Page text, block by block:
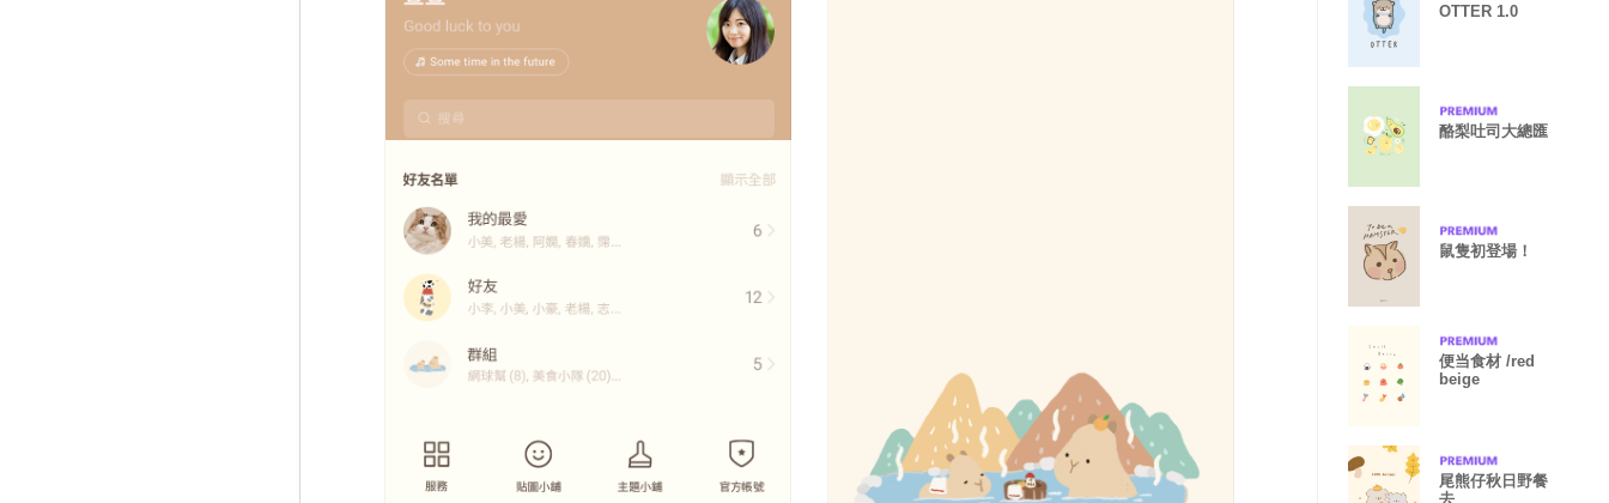
OTTER 1.0
酪梨吐司大總匯
鼠隻初登場！
便当食材 /red
beige
尾熊仔秋日野餐
去